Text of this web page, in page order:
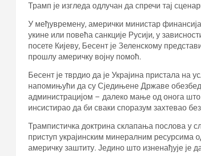
Трамп је изгледа одлучан да спречи тај
У међувремену, амерички министар
укине или повећа санкције Русији, у
посете Кијеву, Бесент је Зеленскому
прошлу америчку војну помоћ.
Бесент је тврдио да је Украјина пристала на
напомињући да су Сједињене Државе
администрацијом – далеко мање од онога
инсистирао да би сваки споразум захтевао
Трампистичка доктрина склапања послова у
приступ украјинским минералним ресурсима
америчку заштиту. Једино што изненађује је